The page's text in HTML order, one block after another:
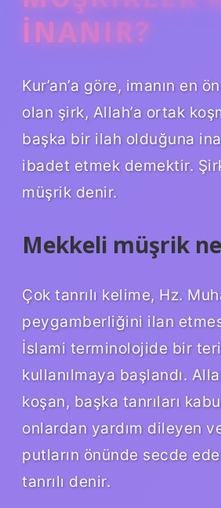
INANIR?
Kur’an’a göre, imanın en
olan şirk, Allah’a ortak
başka bir ilah olduğuna
ibadet etmek demektir.
müşrik denir.
Mekkeli müşrik
Çok tanrılı kelime, Hz.
peygamberliğini ilan
İslami terminolojide bir
kullanılmaya başlandı.
koşan, başka tanrıları
onlardan yardım dileyen
putların önünde secde
tanrılı denir.